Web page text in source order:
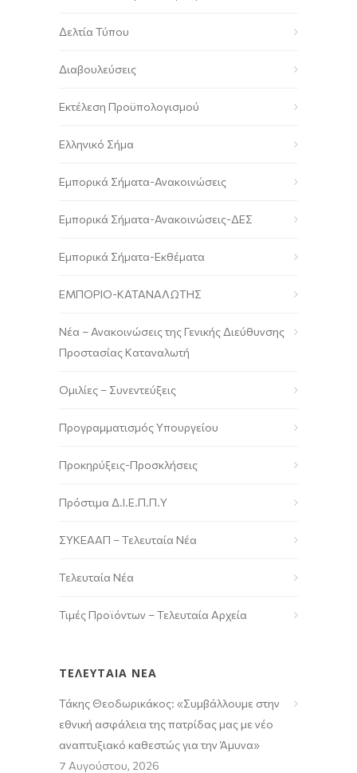
Δελτία Τύπου
Διαβουλεύσεις
Εκτέλεση Προϋπολογισμού
Ελληνικό Σήμα
Εμπορικά Σήματα-Ανακοινώσεις
Εμπορικά Σήματα-Ανακοινώσεις-ΔΕΣ
Εμπορικά Σήματα-Εκθέματα
ΕΜΠΟΡΙΟ-ΚΑΤΑΝΑΛΩΤΗΣ
Νέα – Ανακοινώσεις της Γενικής Διεύθυνσης
Προστασίας Καταναλωτή
Ομιλίες – Συνεντεύξεις
Προγραμματισμός Υπουργείου
Προκηρύξεις-Προσκλήσεις
Πρόστιμα Δ.Ι.Ε.Π.Π.Υ
ΣΥΚΕΑΑΠ – Τελευταία Νέα
Τελευταία Νέα
Τιμές Προϊόντων – Τελευταία Αρχεία
ΤΕΛΕΥΤΑΙΑ ΝΕΑ
Τάκης Θεοδωρικάκος: «Συμβάλλουμε στην
εθνική ασφάλεια της πατρίδας μας με νέο
αναπτυξιακό καθεστώς για την Άμυνα»
7 Αυγούστου, 2026